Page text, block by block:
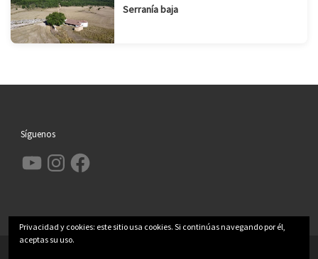
Serranía baja
Síguenos
YouTube InstagramFacebook
Privacidad y cookies: este sitio usa cookies. Si continúas navegando por él,
aceptas su uso.